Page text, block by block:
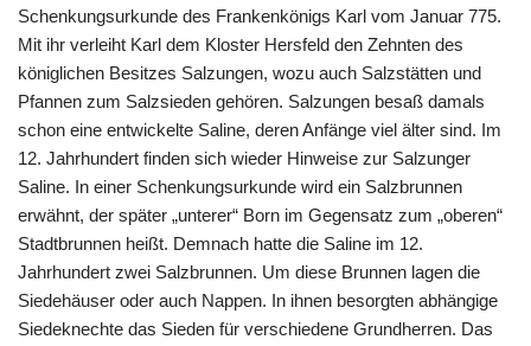
Schenkungsurkunde des Frankenkönigs Karl vom Januar 775.
Mit ihr verleiht Karl dem Kloster Hersfeld den Zehnten des
königlichen Besitzes Salzungen, wozu auch Salzstätten und
Pfannen zum Salzsieden gehören. Salzungen besaß damals
schon eine entwickelte Saline, deren Anfänge viel älter sind. Im
12. Jahrhundert finden sich wieder Hinweise zur Salzunger
Saline. In einer Schenkungsurkunde wird ein Salzbrunnen
erwähnt, der später „unterer“ Born im Gegensatz zum „oberen“
Stadtbrunnen heißt. Demnach hatte die Saline im 12.
Jahrhundert zwei Salzbrunnen. Um diese Brunnen lagen die
Siedehäuser oder auch Nappen. In ihnen besorgten abhängige
Siedeknechte das Sieden für verschiedene Grundherren. Das